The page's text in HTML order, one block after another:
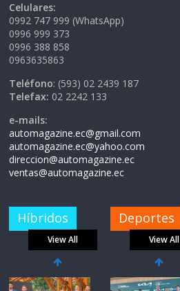
Celulares:
0992 747 999 (WhatsApp)
0996 999 373
0996 388 858
0963635863
Teléfono: (593) 02 2439 187
Telefax: 02 2242 133
e-mails:
automagazine.ec@gmail.com
automagazine.ec@yahoo.com
direccion@automagazine.ec
ventas@automagazine.ec
Híbridos
View All
Deportes
View All